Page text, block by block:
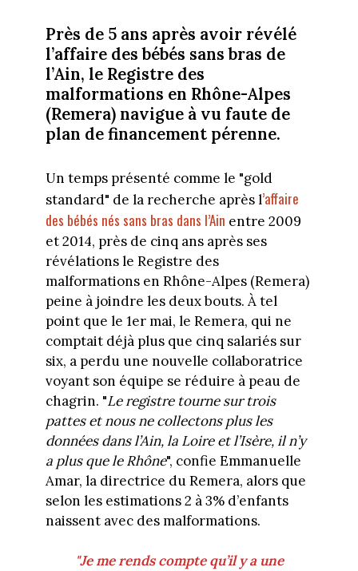
Près de 5 ans après avoir révélé
l’affaire des bébés sans bras de
l’Ain, le Registre des
malformations en Rhône-Alpes
(Remera) navigue à vu faute de
plan de financement pérenne.
Un temps présenté comme le "gold
standard" de la recherche après l’affaire
des bébés nés sans bras dans l’Ain entre 2009
et 2014, près de cinq ans après ses
révélations le Registre des
malformations en Rhône-Alpes (Remera)
peine à joindre les deux bouts. À tel
point que le 1er mai, le Remera, qui ne
comptait déjà plus que cinq salariés sur
six, a perdu une nouvelle collaboratrice
voyant son équipe se réduire à peau de
chagrin. "Le registre tourne sur trois
pattes et nous ne collectons plus les
données dans l’Ain, la Loire et l’Isère, il n’y
a plus que le Rhône", confie Emmanuelle
Amar, la directrice du Remera, alors que
selon les estimations 2 à 3% d’enfants
naissent avec des malformations.
"Je me rends compte qu’il y a une